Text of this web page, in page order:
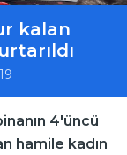
kalan
4'üncü
hamile kadın